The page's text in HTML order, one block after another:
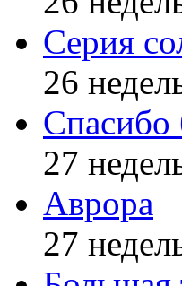
Серия
26
Спасибо
27
Аврора
27